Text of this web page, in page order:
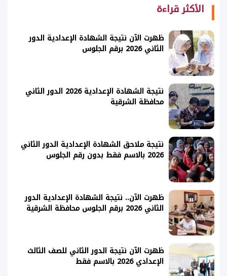
الأكثر قراءة
ظهرت الآن نتيجة الشهادة الإعدادية الدور
الثاني 2026 برقم الجلوس
نتيجة الشهادة الإعدادية 2026 الدور الثاني
محافظة الشرقية
نتيجة ملاحق الشهادة الإعدادية الدور الثاني
2026 بالاسم فقط بدون رقم الجلوس
ظهرت الآن.. نتيجة الشهادة الإعدادية الدور
الثاني 2026 برقم الجلوس محافظة الشرقية
ظهرت الآن نتيجة الدور الثاني للصف الثالث
الإعدادي 2026 بالاسم فقط